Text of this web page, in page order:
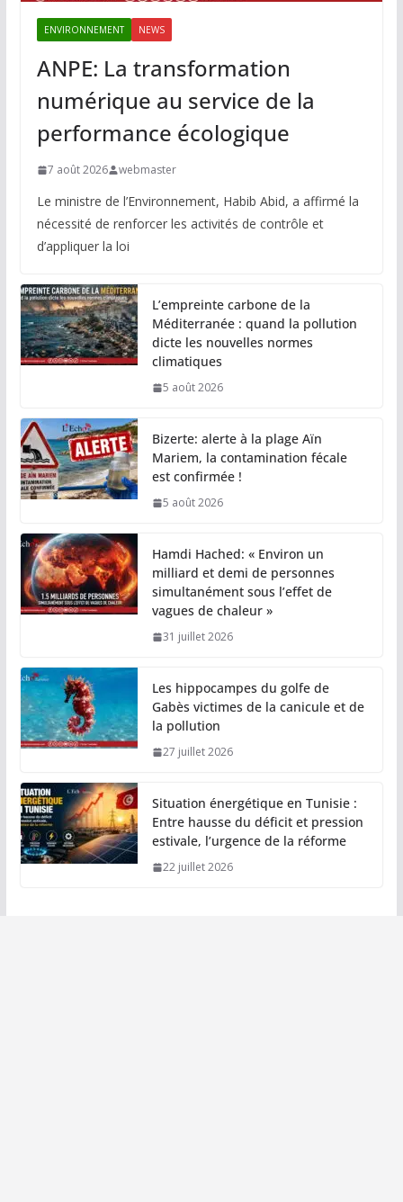
ENVIRONNEMENT NEWS
ANPE: La transformation
numérique au service de la
performance écologique
7 août 2026 webmaster
Le ministre de l’Environnement, Habib Abid, a affirmé la
nécessité de renforcer les activités de contrôle et
d’appliquer la loi
L’empreinte carbone de la
Méditerranée : quand la pollution
dicte les nouvelles normes
climatiques
5 août 2026
Bizerte: alerte à la plage Aïn
Mariem, la contamination fécale
est confirmée !
5 août 2026
Hamdi Hached: « Environ un
milliard et demi de personnes
simultanément sous l’effet de
vagues de chaleur »
31 juillet 2026
Les hippocampes du golfe de
Gabès victimes de la canicule et de
la pollution
27 juillet 2026
Situation énergétique en Tunisie :
Entre hausse du déficit et pression
estivale, l’urgence de la réforme
22 juillet 2026